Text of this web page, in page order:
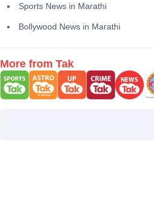
Sports News in Marathi
Bollywood News in Marathi
More from Tak